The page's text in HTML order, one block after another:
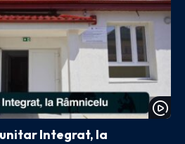
Integrat, la